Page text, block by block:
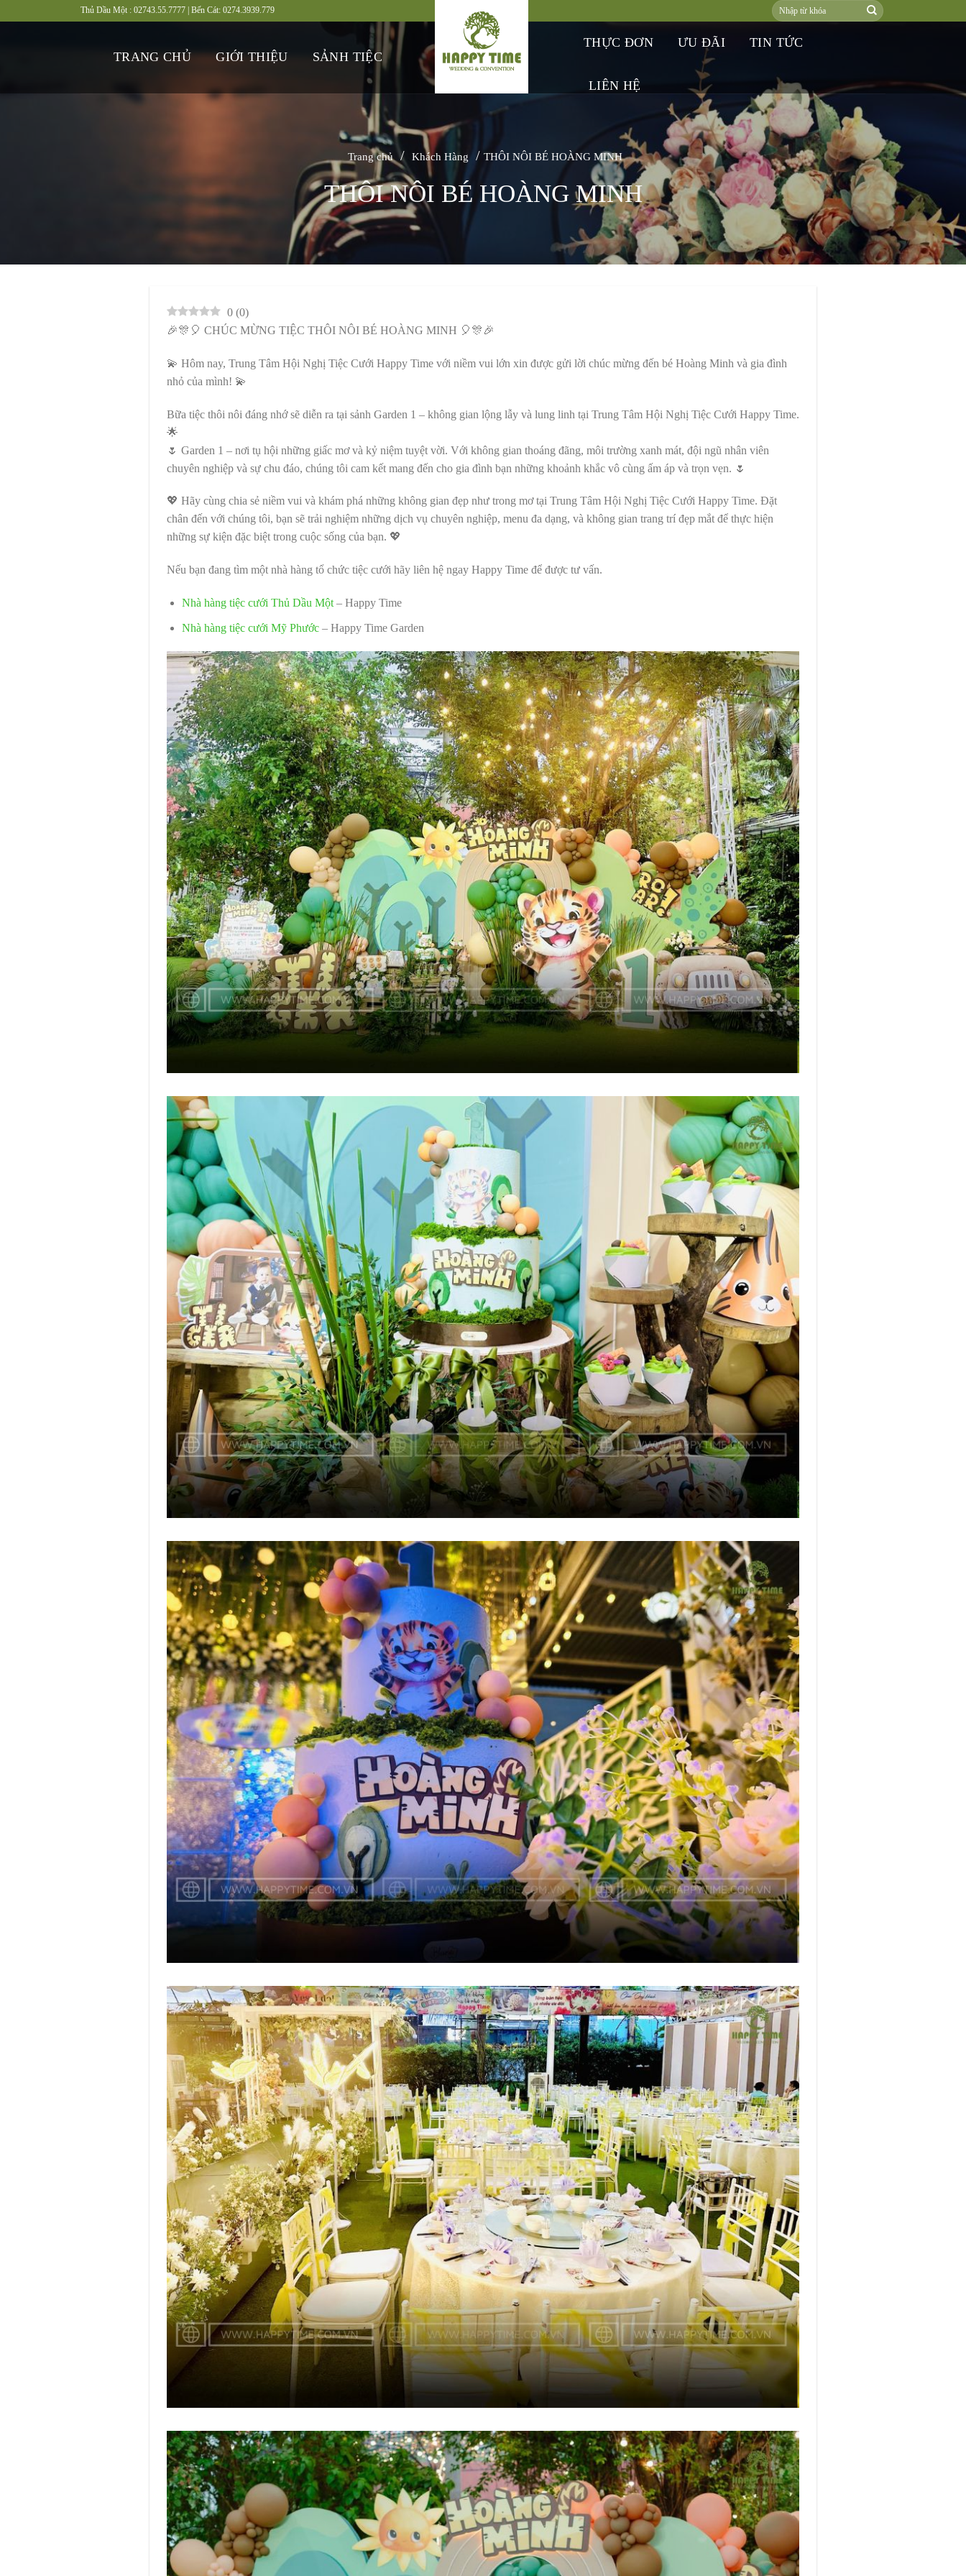
Thủ Dầu Một : 02743.55.7777 | Bến Cát: 0274.3939.779
TRANG CHỦ GIỚI THIỆU SẢNH TIỆC
THỰC ĐƠN ƯU ĐÃI TIN TỨC
LIÊN HỆ
Trang chủ / Khách Hàng / THÔI NÔI BÉ HOÀNG MINH
THÔI NÔI BÉ HOÀNG MINH
0 (0)
🎉🎊🎈 CHÚC MỪNG TIỆC THÔI NÔI BÉ HOÀNG MINH 🎈🎊🎉
💫 Hôm nay, Trung Tâm Hội Nghị Tiệc Cưới Happy Time với niềm vui lớn xin được gửi lời chúc mừng đến bé Hoàng Minh và gia đình
nhỏ của mình! 💫
Bữa tiệc thôi nôi đáng nhớ sẽ diễn ra tại sảnh Garden 1 – không gian lộng lẫy và lung linh tại Trung Tâm Hội Nghị Tiệc Cưới Happy Time.
🌟
🌷 Garden 1 – nơi tụ hội những giấc mơ và kỷ niệm tuyệt vời. Với không gian thoáng đãng, môi trường xanh mát, đội ngũ nhân viên
chuyên nghiệp và sự chu đáo, chúng tôi cam kết mang đến cho gia đình bạn những khoảnh khắc vô cùng ấm áp và trọn vẹn. 🌷
💖 Hãy cùng chia sẻ niềm vui và khám phá những không gian đẹp như trong mơ tại Trung Tâm Hội Nghị Tiệc Cưới Happy Time. Đặt
chân đến với chúng tôi, bạn sẽ trải nghiệm những dịch vụ chuyên nghiệp, menu đa dạng, và không gian trang trí đẹp mắt để thực hiện
những sự kiện đặc biệt trong cuộc sống của bạn. 💖
Nếu bạn đang tìm một nhà hàng tổ chức tiệc cưới hãy liên hệ ngay Happy Time để được tư vấn.
Nhà hàng tiệc cưới Thủ Dầu Một– Happy Time
Nhà hàng tiệc cưới Mỹ Phước– Happy Time Garden